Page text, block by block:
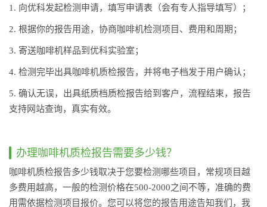
1. 向优科发起检测申请，填写申请表（会有专人指导填写）；
2. 根据你的报告用途，协商咖啡机检测项目、费用和周期；
3. 寄送咖啡机样品到优科实验室；
4. 检测完毕出具咖啡机质检报告，并将电子档发于用户确认；
5. 确认无误，出具纸质档质检报告给到客户，流程结束，报告
支持网站查询，真实有效。
办理咖啡机质检报告需要多少钱？
咖啡机质检报告多少钱取决于您要检测哪些项目，常规项目越
多费用越高，一般的检测价格在500-2000之间不等，准确的费
用需依据检测项目报价。您可以将您的报告用途告知我们，我